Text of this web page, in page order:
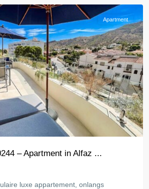
Apartment
– Apartment in Alfaz ...
luxe appartement, onlangs